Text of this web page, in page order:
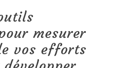
mesurer
vos efforts